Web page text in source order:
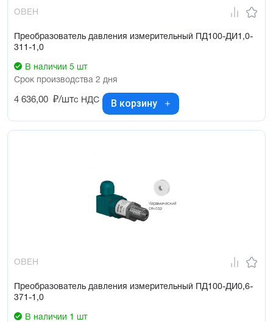
ОВЕН
Преобразователь давления измерительный ПД100-ДИ1,0-
311-1,0
В наличии 5 шт
Срок производства 2 дня
4 636,00 ₽/штс НДС В корзину
ОВЕН
Преобразователь давления измерительный ПД100-ДИ0,6-
371-1,0
В наличии 1 шт